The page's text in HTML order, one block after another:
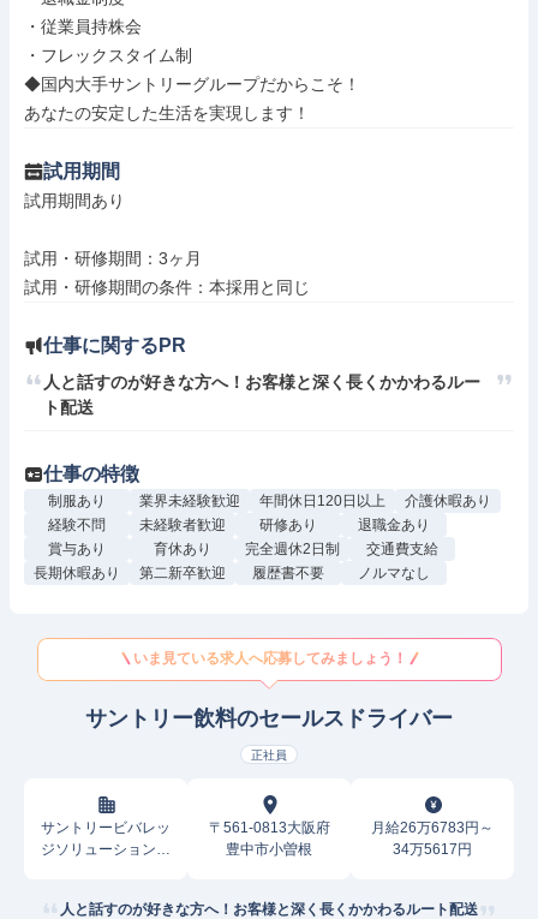
・従業員持株会
・フレックスタイム制
◆国内大手サントリーグループだからこそ！
あなたの安定した生活を実現します！
試用期間
試用期間あり
試用・研修期間：3ヶ月
仕事に関するPR
人と話すのが好きな方へ！お客様と深く長くかかわるルー
ト配送
仕事の特徴
制服あり 業界未経験歓迎 年間休日120日以上
介護休暇あり
経験不問
未経験者歓迎 研修あり
退職金あり
賞与あり
育休あり 完全週休2日制
交通費支給
長期休暇あり
第二新卒歓迎 履歴書不要 ノルマなし
いま見ている求人へ応募してみましょう！
サントリー飲料のセールスドライバー
正社員
サントリービバレッ
ジソリューション株
〒561-0813大阪府
豊中市小曽根
月給26万6783円～
34万5617円
人と話すのが好きな方へ！お客様と深く長くかかわるルート配送